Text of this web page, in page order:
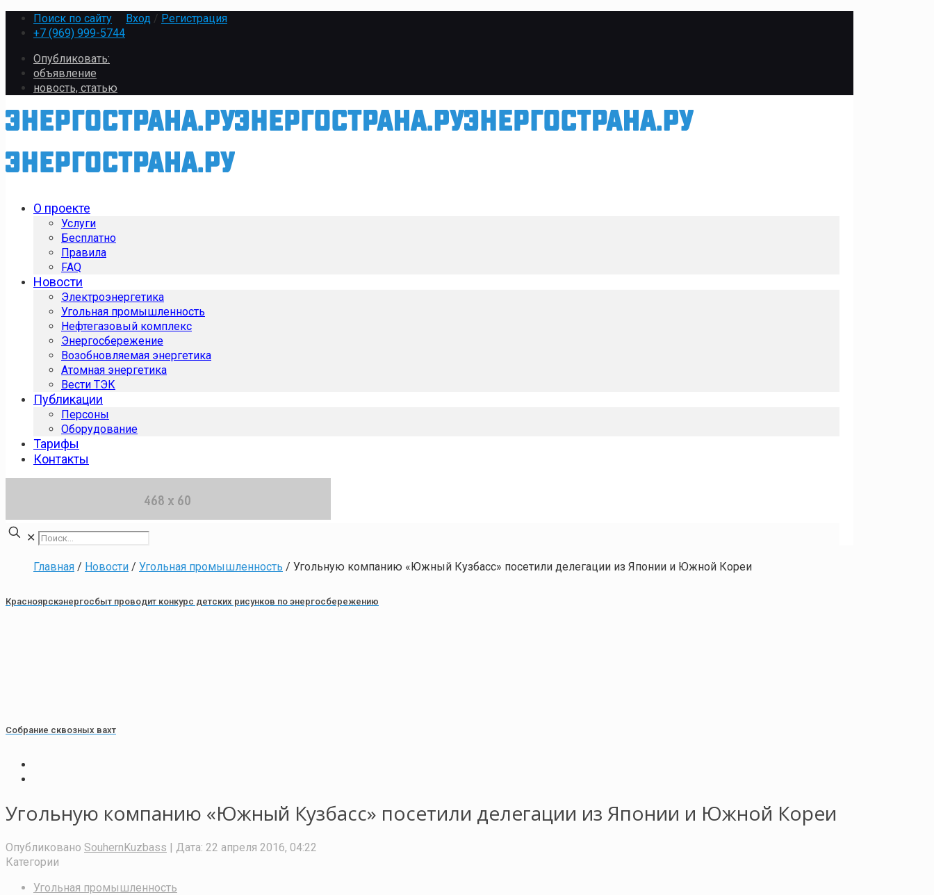
Поиск по сайту Вход / Регистрация
+7 (969) 999-5744
Опубликовать:
объявление
новость, статью
О проекте
Услуги
Бесплатно
Правила
FAQ
Новости
Электроэнергетика
Угольная промышленность
Нефтегазовый комплекс
Энергосбережение
Возобновляемая энергетика
Атомная энергетика
Вести ТЭК
Публикации
Персоны
Оборудование
Тарифы
Контакты
✕
Главная / Новости / Угольная промышленность / Угольную компанию «Южный Кузбасс» посетили делегации из Японии и Южной Кореи
Красноярскэнергосбыт проводит конкурс детских рисунков по энергосбережению
Собрание сквозных вахт
Угольную компанию «Южный Кузбасс» посетили делегации из Японии и Южной Кореи
Опубликовано SouhernKuzbass | Дата: 22 апреля 2016, 04:22
Категории
Угольная промышленность